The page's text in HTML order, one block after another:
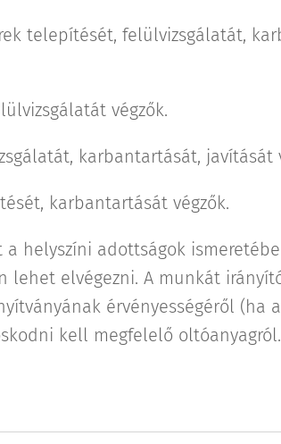
telepítését, felülvizsgálatát,
végzők.
karbantartását, javítását
karbantartását végzők.
a helyszíni adottságok
elvégezni. A munkát
érvényességéről (ha
kell megfelelő oltóanyagról.